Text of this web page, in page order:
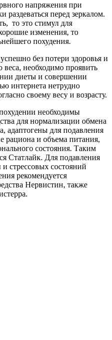
напряжения при
раздеваться перед зеркалом.
то это стимул для
изменения, то
похудения.
без потери здоровья и
необходимо проявить
диеты и совершении
интернета нетрудно
своему весу и возрасту.
необходимы
для нормализации обмена
адаптогены для подавления
рациона и объема питания,
состояния. Таким
Статлайк. Для подавления
стрессовых состояний
рекомендуется
Нервистин, также